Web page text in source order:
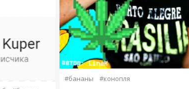
#бананы #конопля